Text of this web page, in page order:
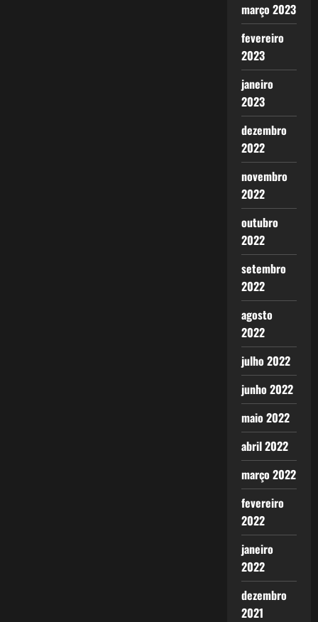
março 2023
fevereiro
2023
janeiro
2023
dezembro
2022
novembro
2022
outubro
2022
setembro
2022
agosto
2022
julho 2022
junho 2022
maio 2022
abril 2022
março 2022
fevereiro
2022
janeiro
2022
dezembro
2021